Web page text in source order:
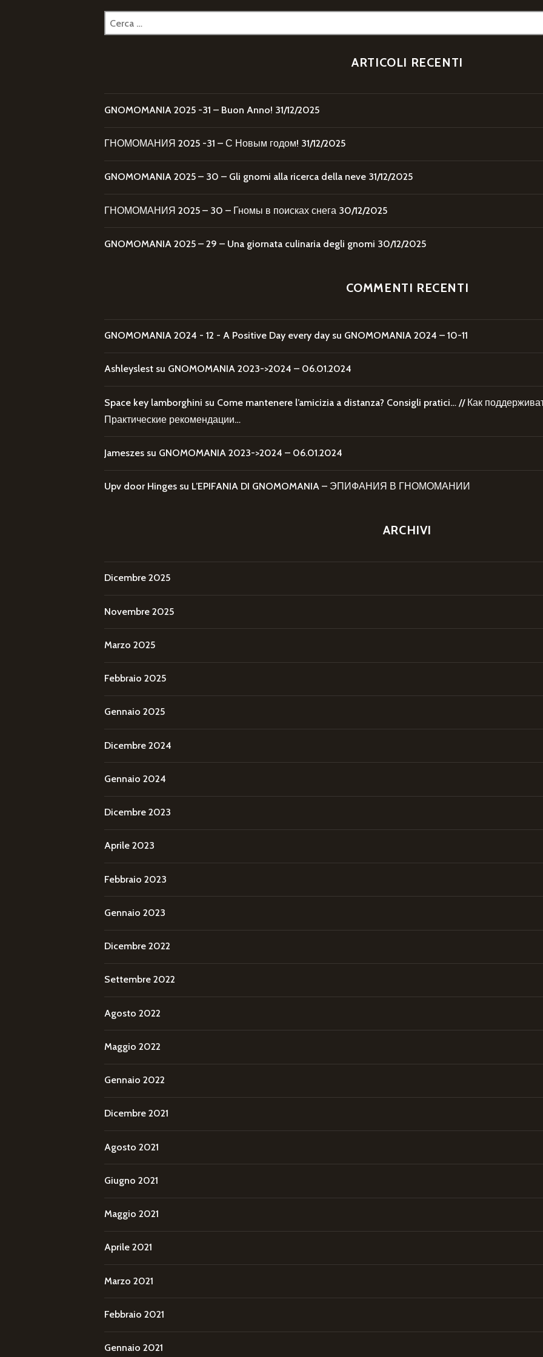
Ricerca
per:
ARTICOLI RECENTI
GNOMOMANIA 2025 -31 – Buon Anno! 31/12/2025
ГНОМОМАНИЯ 2025 -31 – С Новым годом! 31/12/2025
GNOMOMANIA 2025 – 30 – Gli gnomi alla ricerca della neve 31/12/2025
ГНОМОМАНИЯ 2025 – 30 – Гномы в поисках снега 30/12/2025
GNOMOMANIA 2025 – 29 – Una giornata culinaria degli gnomi 30/12/2025
COMMENTI RECENTI
GNOMOMANIA 2024 - 12 - A Positive Day every day su GNOMOMANIA 2024 – 10-11
Ashleyslest su GNOMOMANIA 2023->2024 – 06.01.2024
Space key lamborghini su Come mantenere l’amicizia a distanza? Consigli pratici… // Как
Практические рекомендации…
Jameszes su GNOMOMANIA 2023->2024 – 06.01.2024
Upv door Hinges su L’EPIFANIA DI GNOMOMANIA – ЭПИФАНИЯ В ГНОМОМАНИИ
ARCHIVI
Dicembre 2025
Novembre 2025
Marzo 2025
Febbraio 2025
Gennaio 2025
Dicembre 2024
Gennaio 2024
Dicembre 2023
Aprile 2023
Febbraio 2023
Gennaio 2023
Dicembre 2022
Settembre 2022
Agosto 2022
Maggio 2022
Gennaio 2022
Dicembre 2021
Agosto 2021
Giugno 2021
Maggio 2021
Aprile 2021
Marzo 2021
Febbraio 2021
Gennaio 2021